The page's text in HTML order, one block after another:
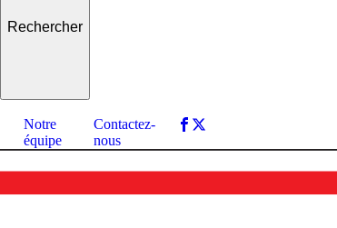
Notre
équipe
Contactez-
nous